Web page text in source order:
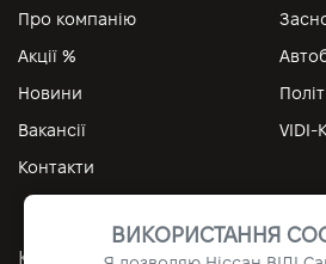
Про компанію
Акції %
Новини
Вакансії
VIDI-
Контакти
КОРИСНІ ПОСИЛАННЯ
ВИКОРИСТАННЯ